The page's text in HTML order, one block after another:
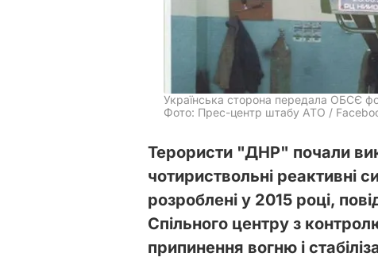
Українська сторона передала ОБСЄ
Фото: Прес-центр штабу АТО /
Терористи "ДНР" почали
чотириствольні реактивні
розроблені у 2015 році,
Спільного центру з
припинення вогню і